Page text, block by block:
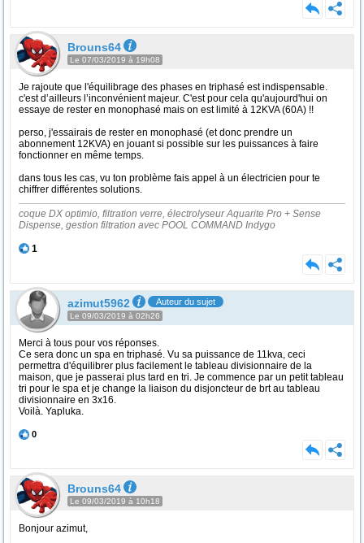
Brouns64
Le 07/03/2019 à 19h08
Je rajoute que l'équilibrage des phases en triphasé est indispensable.
c'est d’ailleurs l’inconvénient majeur. C'est pour cela qu'aujourd'hui on
essaye de rester en monophasé mais on est limité à 12KVA (60A) !!
perso, j'essairais de rester en monophasé (et donc prendre un
abonnement 12KVA) en jouant si possible sur les puissances à faire
fonctionner en même temps.
dans tous les cas, vu ton problème fais appel à un électricien pour te
chiffrer différentes solutions.
coque DX optimio, filtration verre, électrolyseur Aquarite Pro + Sense
Dispense, gestion filtration avec POOL COMMAND Indygo
1
azimut5962 Auteur du sujet
Le 09/03/2019 à 02h26
Merci à tous pour vos réponses.
Ce sera donc un spa en triphasé. Vu sa puissance de 11kva, ceci
permettra d'équilibrer plus facilement le tableau divisionnaire de la
maison, que je passerai plus tard en tri. Je commence par un petit tableau
tri pour le spa et je change la liaison du disjoncteur de brt au tableau
divisionnaire en 3x16.
Voilà. Yapluka.
0
Brouns64
Le 09/03/2019 à 10h18
Bonjour azimut,